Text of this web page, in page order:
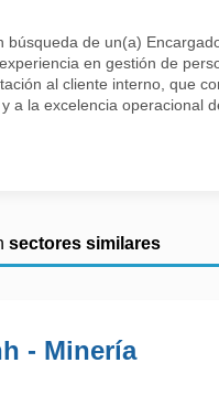
búsqueda de un(a)
en gestión de
al cliente interno, que
a la excelencia operacional
sectores similares
- Minería